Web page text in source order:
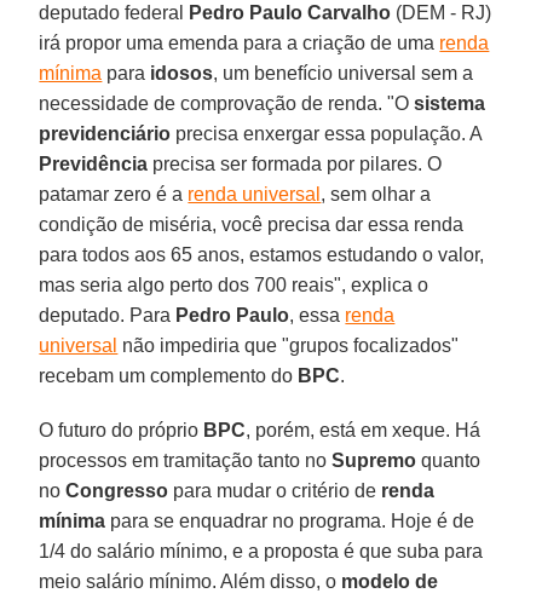
deputado federal
Pedro Paulo Carvalho (DEM - RJ)
irá propor uma emenda para a criação de uma renda
mínima para idosos, um benefício universal sem a
necessidade de comprovação de renda. "Osistema
previdenciário precisa enxergar essa população. A
Previdência precisa ser formada por pilares. O
patamar zero é a renda universal , sem olhar a
condição de miséria, você precisa dar essa renda
para todos aos 65 anos, estamos estudando o valor,
mas seria algo perto dos 700 reais", explica o
deputado. Para Pedro Paulo, essa renda
universal não impediria que "grupos focalizados"
recebam um complemento do BPC.
O futuro do próprio BPC, porém, está em xeque. Há
processos em tramitação tanto noSupremo quanto
noCongresso para mudar o critério de renda
mínima para se enquadrar no programa. Hoje é de
1/4 do salário mínimo, e a proposta é que suba para
meio salário mínimo. Além disso, o modelo de